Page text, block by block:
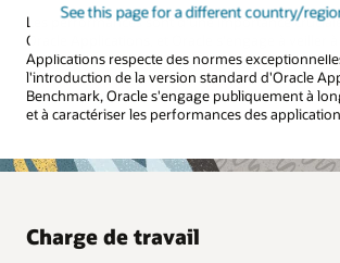
See this page for a different country/
Les performances sont d'une importance
Oracle Applications, et Oracle s'engage à veiller à
Applications respecte des normes
l'introduction de la version standard d'Oracle
Benchmark, Oracle s'engage publiquement à
et à caractériser les performances des
Charge de travail